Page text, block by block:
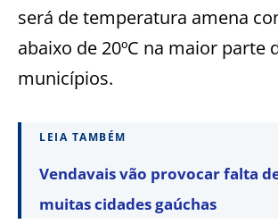
será de temperatura amena
abaixo de 20ºC na maior parte
municípios.
LEIA TAMBÉM
Vendavais vão provocar falta
muitas cidades gaúchas